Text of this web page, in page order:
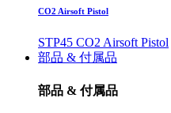
CO2 Airsoft Pistol
STP45 CO2 Airsoft Pistol
部品 & 付属品
部品 & 付属品